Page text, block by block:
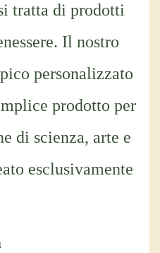
tratta di prodotti
Il nostro
personalizzato
prodotto per
di scienza, arte e
esclusivamente